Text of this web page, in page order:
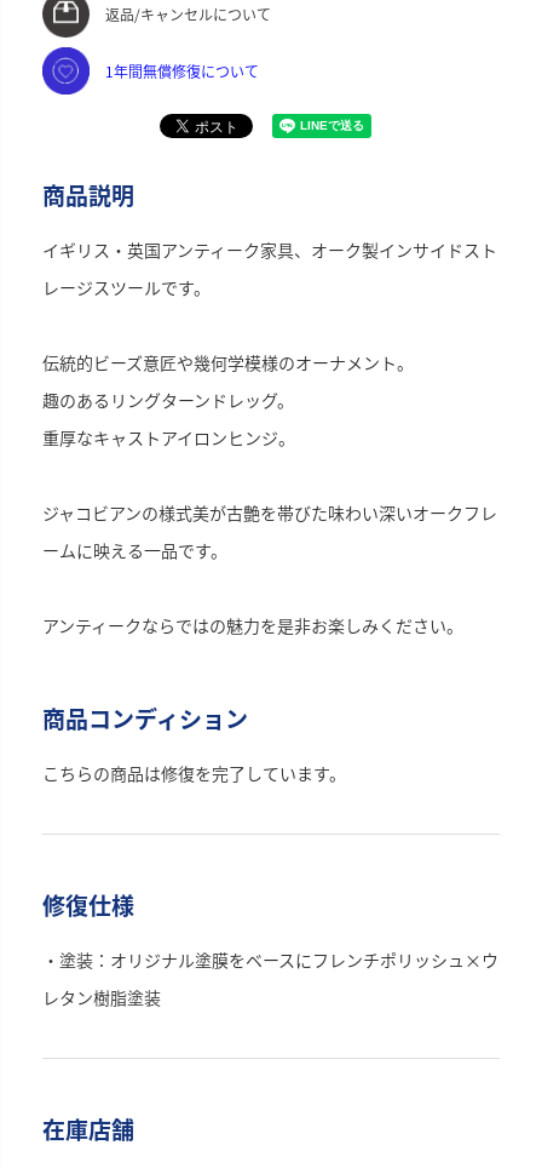
返品/キャンセルについて
1年間無償修復について
商品説明
イギリス・英国アンティーク家具、オーク製インサイドスト
レージスツールです。
伝統的ビーズ意匠や幾何学模様のオーナメント。
趣のあるリングターンドレッグ。
重厚なキャストアイロンヒンジ。
ジャコビアンの様式美が古艶を帯びた味わい深いオークフレ
ームに映える一品です。
アンティークならではの魅力を是非お楽しみください。
商品コンディション
こちらの商品は修復を完了しています。
修復仕様
・塗装：オリジナル塗膜をベースにフレンチポリッシュ×ウ
レタン樹脂塗装
在庫店舗